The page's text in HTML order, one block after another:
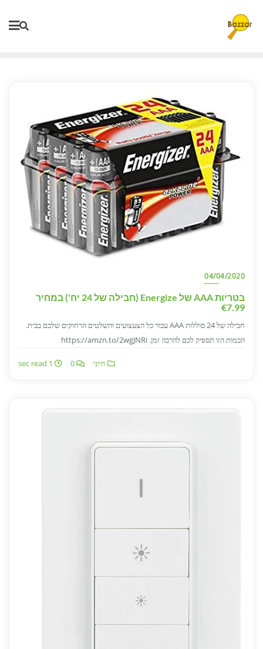
content
04/04/2020
בטריות AAA של Energize (חבילה של 24 יח') במחיר
€7.99
חבילה של 24 סוללות AAA עבור כל הצעצועים והשלטים הרחוקים שלכם בבית.
הכמות הזו תספיק לכם להרבה זמן. https://amzn.to/2wgJNRi
חיוני